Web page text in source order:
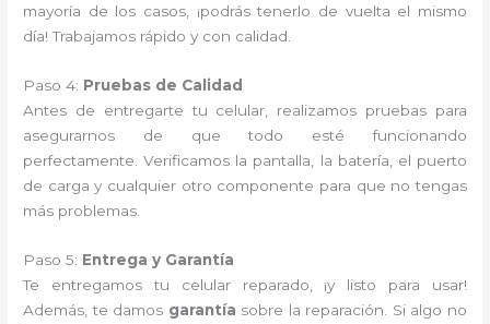
mayoría de los casos, ¡podrás tenerlo de vuelta el mismo
día! Trabajamos rápido y con calidad.
Paso 4: Pruebas de Calidad
Antes de entregarte tu celular, realizamos pruebas para
asegurarnos de que todo esté funcionando
perfectamente. Verificamos la pantalla, la batería, el puerto
de carga y cualquier otro componente para que no tengas
más problemas.
Paso 5: Entrega y Garantía
Te entregamos tu celular reparado, ¡y listo para usar!
Además, te damos garantía sobre la reparación. Si algo no